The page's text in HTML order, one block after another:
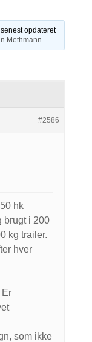
opdateret
Methmann.
#2586
hk
brugt i 200
kg trailer.
hver
Er
som ikke